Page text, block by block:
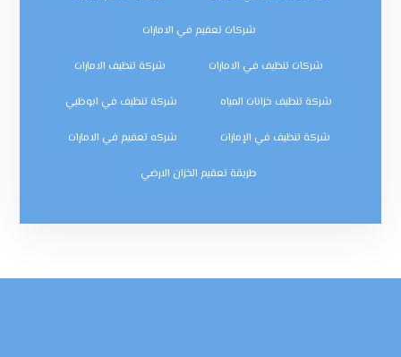
شركات تعقيم في الامارات
شركات تنظيف في الامارات شركة تنظيف الامارات
شركة تنظيف خزانات المياه شركة تنظيف في ابوظبي
شركة تنظيف في الإمارات شركه تعقيم في الامارات
طريقة تعقيم الخزان الارضي